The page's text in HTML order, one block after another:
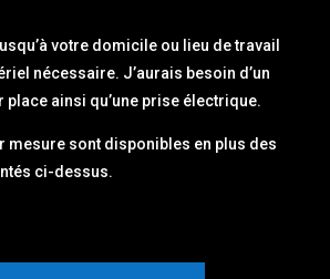
votre domicile ou lieu de travail
nécessaire. J’aurais besoin d’un
place ainsi qu’une prise électrique.
mesure sont disponibles en plus des
ci-dessus.